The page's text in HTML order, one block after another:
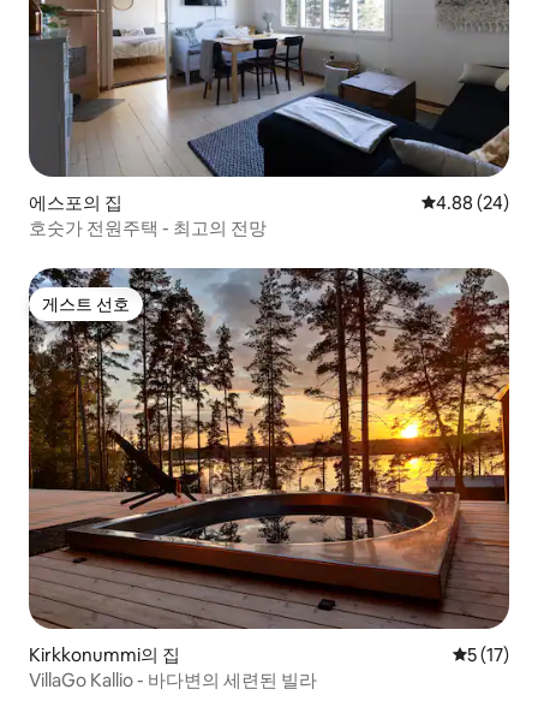
에스포의 집 평점 4.88점(5
4.88 (24)
호숫가 전원주택 - 최고의 전망
게스트 선호
게스트 선호
Kirkkonummi의 집 평점 5점
5 (17)
VillaGo Kallio - 바다변의 세련된 빌라